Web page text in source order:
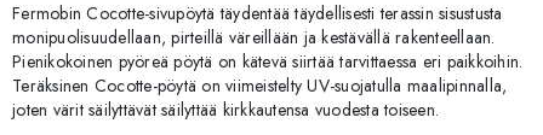
Fermobin Cocotte-sivupöytä täydentää täydellisesti terassin sisustusta
monipuolisuudellaan, pirteillä väreillään ja kestävällä rakenteellaan.
Pienikokoinen pyöreä pöytä on kätevä siirtää tarvittaessa eri paikkoihin.
Teräksinen Cocotte-pöytä on viimeistelty UV-suojatulla maalipinnalla,
joten värit säilyttävät säilyttää kirkkautensa vuodesta toiseen.